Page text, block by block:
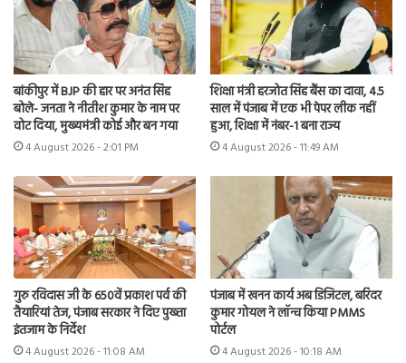
बांकीपुर में BJP की हार पर अनंत सिंह
बोले- जनता ने नीतीश कुमार के नाम पर
वोट दिया, मुख्यमंत्री कोई और बन गया
4 August 2026 - 2:01 PM
शिक्षा मंत्री हरजोत सिंह बैंस का दावा, 4.5
साल में पंजाब में एक भी पेपर लीक नहीं
हुआ, शिक्षा में नंबर-1 बना राज्य
4 August 2026 - 11:49 AM
गुरु रविदास जी के 650वें प्रकाश पर्व की
तैयारियां तेज, पंजाब सरकार ने दिए पुख्ता
इंतजाम के निर्देश
4 August 2026 - 11:08 AM
पंजाब में खनन कार्य अब डिजिटल, बरिंदर
कुमार गोयल ने लॉन्च किया PMMS
पोर्टल
4 August 2026 - 10:18 AM